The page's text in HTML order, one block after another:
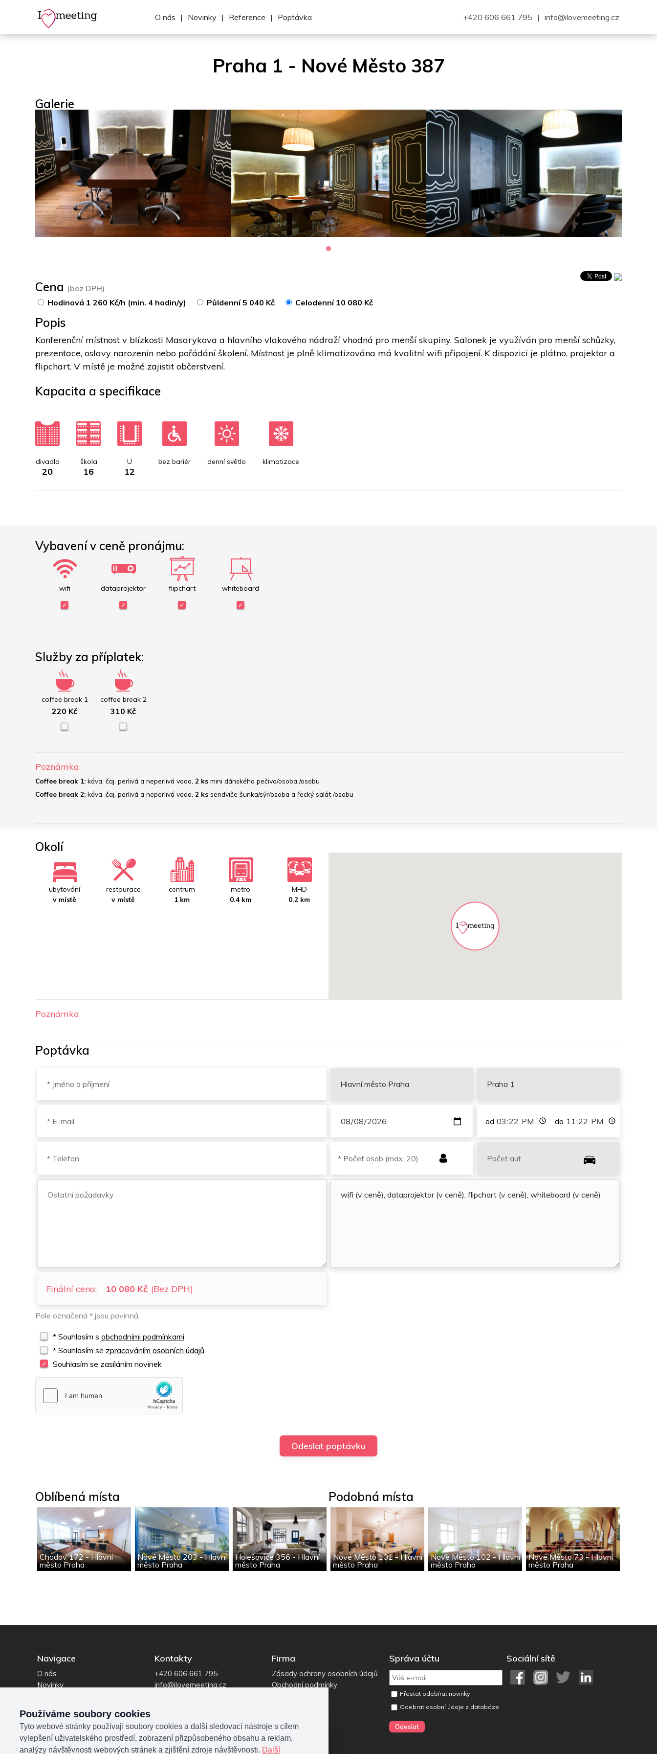
O nás | Novinky | Reference | Poptávka +420 606 661 795 | info@ilovemeeting.cz
Praha 1 - Nové Město 387
Galerie
Cena (bez DPH)
Hodinová 1 260 Kč/h (min. 4 hodin/y)
Půldenní 5 040 Kč Celodenní 10 080 Kč
Popis
Konferenční místnost v blízkosti Masarykova a hlavního vlakového nádraží vhodná pro menší skupiny. Salonek je využíván pro menší schůzky,
prezentace, oslavy narozenin nebo pořádání školení. Místnost je plně klimatizována má kvalitní wifi připojení. K dispozici je plátno, projektor a
flipchart. V místě je možné zajistit občerstvení.
Kapacita a specifikace
divadlo
20
škola
16
U
12
bez bariér denní světlo klimatizace
Vybavení v ceně pronájmu:
wifi dataprojektor flipchart whiteboard
Služby za příplatek:
coffee break 1
220 Kč
coffee break 2
310 Kč
Poznámka
Coffee break 1: káva, čaj, perlivá a neperlivá voda, 2 ks mini dánského pečiva/osoba /osobu
Coffee break 2: káva, čaj, perlivá a neperlivá voda, 2 ks sendviče šunka/sýr/osoba a řecký salát /osobu
Okolí
ubytování
v místě
restaurace
v místě
centrum
1 km
metro
0.4 km
MHD
0.2 km
Poznámka
Poptávka
od do
Finální cena: 10 080 Kč (Bez DPH)
Pole označená * jsou povinná.
* Souhlasím s obchodními podmínkami
* Souhlasím se zpracováním osobních údajů
Souhlasím se zasíláním novinek
Oblíbená místa
Chodov 172 - Hlavní
město Praha
Nové Město 203 - Hlavní
město Praha
Holešovice 356 - Hlavní
město Praha
Podobná místa
Nové Město 101 - Hlavní
město Praha
Nové Město 102 - Hlavní
město Praha
Nové Město 73 - Hlavní
město Praha
Navigace
O nás
Novinky
Kontakty
+420 606 661 795
info@ilovemeeting.cz
Firma
Zásady ochrany osobních údajů
Obchodní podmínky
Správa účtu
Přestat odebírat novinky
Odebrat osobní údaje z databáze
Sociální sítě
Používáme soubory cookies
Tyto webové stránky používají soubory cookies a další sledovací nástroje s cílem
vylepšení uživatelského prostředí, zobrazení přizpůsobeného obsahu a reklam,
analýzy návštěvnosti webových stránek a zjištění zdroje návštěvnosti. Další